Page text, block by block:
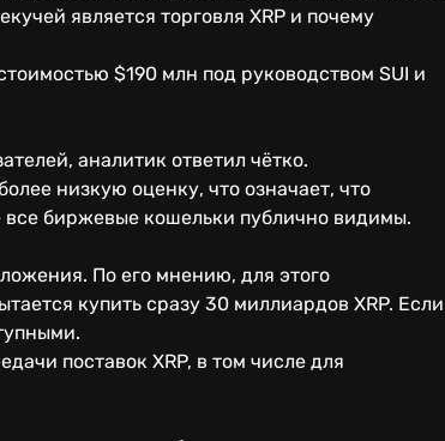
является торговля XRP и почему
$190 млн под руководством SUI и
аналитик ответил чётко.
низкую оценку, что означает, что
все биржевые кошельки публично видимы.
По его мнению, для этого
купить сразу 30 миллиардов XRP. Если
поставок XRP, в том числе для